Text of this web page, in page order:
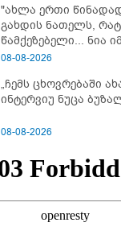
"სქრინს" აქვეყნებს
"ახლა ერთი
გახდის ნათელს,
წამქეზებელი... ნია
გამოსული
08-08-2026
„ჩემს ცხოვრებაში
ინტერვიუ ნუცა
08-08-2026